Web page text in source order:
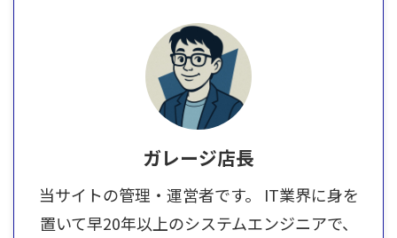
ガレージ店長
当サイトの管理・運営者です。 IT業界に身を
置いて早20年以上のシステムエンジニアで、